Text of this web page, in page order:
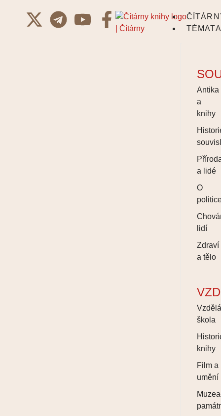
TÉMATA
Antika
a
knihy
a lidé
O
lidí
Zdraví
a tělo
škola
knihy
Film a
umění